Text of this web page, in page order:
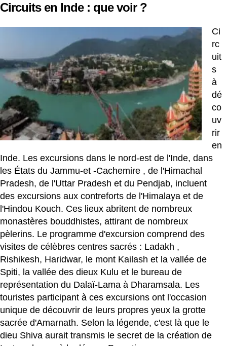
Circuits en Inde : que voir ?
Ci
rc
uit
s
à
dé
co
uv
rir
en
Inde. Les excursions dans le nord-est de l'Inde, dans
les États du Jammu-et -Cachemire , de l'Himachal
Pradesh, de l'Uttar Pradesh et du Pendjab, incluent
des excursions aux contreforts de l'Himalaya et de
l'Hindou Kouch. Ces lieux abritent de nombreux
monastères bouddhistes, attirant de nombreux
pèlerins. Le programme d'excursion comprend des
visites de célèbres centres sacrés : Ladakh ,
Rishikesh, Haridwar, le mont Kailash et la vallée de
Spiti, la vallée des dieux Kulu et le bureau de
représentation du Dalaï-Lama à Dharamsala. Les
touristes participant à ces excursions ont l'occasion
unique de découvrir de leurs propres yeux la grotte
sacrée d'Amarnath. Selon la légende, c'est là que le
dieu Shiva aurait transmis le secret de la création de